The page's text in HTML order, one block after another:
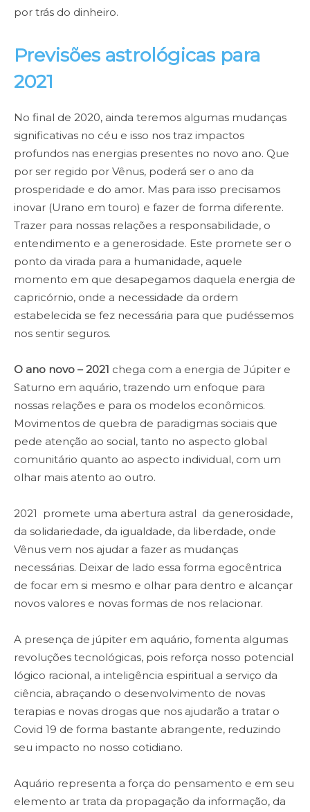
por trás do dinheiro.
Previsões astrológicas para
2021
No final de 2020, ainda teremos algumas mudanças
significativas no céu e isso nos traz impactos
profundos nas energias presentes no novo ano. Que
por ser regido por Vênus, poderá ser o ano da
prosperidade e do amor. Mas para isso precisamos
inovar (Urano em touro) e fazer de forma diferente.
Trazer para nossas relações a responsabilidade, o
entendimento e a generosidade. Este promete ser o
ponto da virada para a humanidade, aquele
momento em que desapegamos daquela energia de
capricórnio, onde a necessidade da ordem
estabelecida se fez necessária para que pudéssemos
nos sentir seguros.
O ano novo – 2021 chega com a energia de Júpiter e
Saturno em aquário, trazendo um enfoque para
nossas relações e para os modelos econômicos.
Movimentos de quebra de paradigmas sociais que
pede atenção ao social, tanto no aspecto global
comunitário quanto ao aspecto individual, com um
olhar mais atento ao outro.
2021 promete uma abertura astral da generosidade,
da solidariedade, da igualdade, da liberdade, onde
Vênus vem nos ajudar a fazer as mudanças
necessárias. Deixar de lado essa forma egocêntrica
de focar em si mesmo e olhar para dentro e alcançar
novos valores e novas formas de nos relacionar.
A presença de júpiter em aquário, fomenta algumas
revoluções tecnológicas, pois reforça nosso potencial
lógico racional, a inteligência espiritual a serviço da
ciência, abraçando o desenvolvimento de novas
terapias e novas drogas que nos ajudarão a tratar o
Covid 19 de forma bastante abrangente, reduzindo
seu impacto no nosso cotidiano.
Aquário representa a força do pensamento e em seu
elemento ar trata da propagação da informação, da